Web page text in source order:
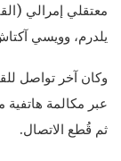
معتقلي إمرالي
يلدرم، وويسي
ثم قُطع الاتصال.